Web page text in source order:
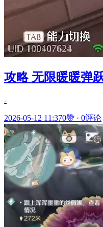
攻略 无限暖暖弹
-
2026-05-12 11:370赞 · 0评论